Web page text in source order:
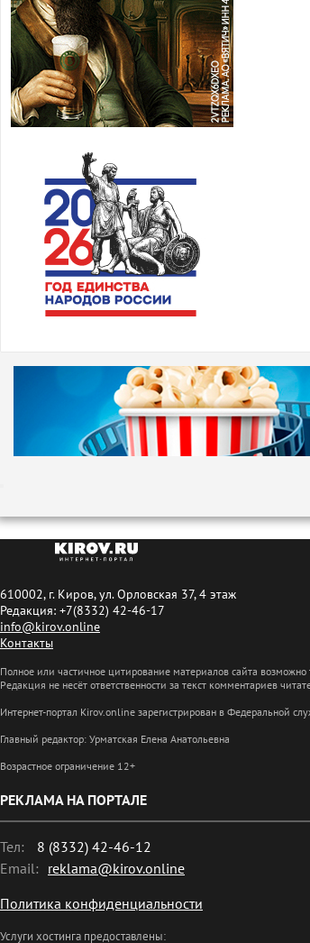
610002, г. Киров, ул. Орловская 37, 4 этаж
Редакция: +7(8332) 42-46-17
info@kirov.online
Контакты
Полное или частичное цитирование материалов сайта
Редакция не несёт ответственности за текст комментариев
Интернет-портал Kirov.online зарегистрирован в Федеральной
Главный редактор: Урматская Елена Анатольевна
Возрастное ограничение 12+
РЕКЛАМА НА ПОРТАЛЕ
Тел:
8 (8332) 42-46-12
Email: reklama@kirov.online
Политика конфиденциальности
Услуги хостинга предоставлены: